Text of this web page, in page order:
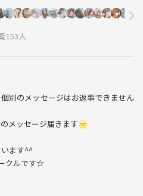
153人
別のメッセージはお返事できません
メッセージ届きます🌝
ます^^
クルです☆